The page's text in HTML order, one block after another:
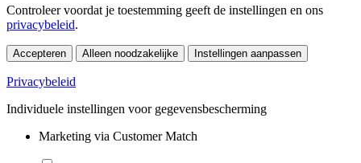
Controleer voordat je toestemming geeft de instellingen en ons
privacybeleid.
Accepteren Alleen noodzakelijke Instellingen aanpassen
Privacybeleid
Individuele instellingen voor gegevensbescherming
Marketing via Customer Match